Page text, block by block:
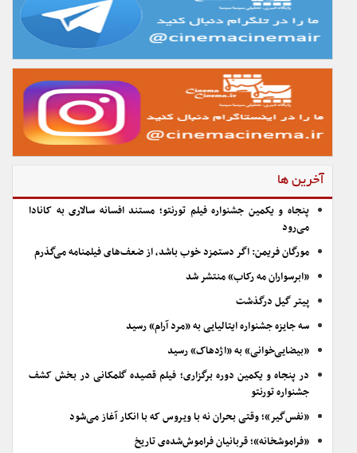
آخرین ها
پنجاه و یکمین جشنواره فیلم تورنتو؛ مستند افسانه سالاری به کانادا
می‌رود
مورگان فریمن: اگر دستمزد خوب باشد، از ضعف‌های فیلمنامه می‌گذرم
«ابرسواران مه رکاب» منتشر شد
پیتر گیل درگذشت
سه جایزه جشنواره ایتالیایی به «مرد آرام» رسید
«بیضایی‌خوانی» به «اژدهاک» رسید
در پنجاه و یکمین دوره برگزاری؛ فیلم قصیده گلمکانی در بخش کشف
جشنواره تورنتو
«نفس‌گیر»؛ وقتی بحران نه با ویروس که با انکار آغاز می‌شود
«فراموشخانه»؛ قربانیان فراموش‌شده‌ی تاریخ